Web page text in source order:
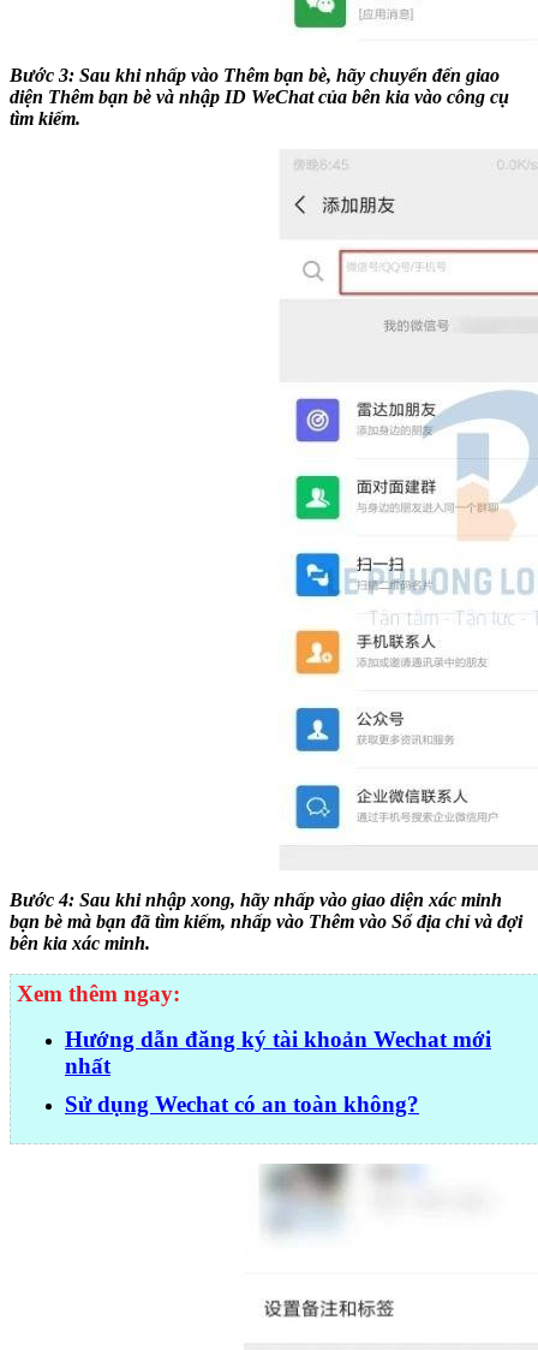
Bước 3: Sau khi nhấp vào Thêm bạn bè, hãy chuyển đến giao
diện Thêm bạn bè và nhập ID WeChat của bên kia vào công cụ
tìm kiếm.
Bước 4: Sau khi nhập xong, hãy nhấp vào giao diện xác minh
bạn bè mà bạn đã tìm kiếm, nhấp vào Thêm vào Sổ địa chỉ và đợi
bên kia xác minh.
Xem thêm ngay:
Hướng dẫn đăng ký tài khoản Wechat mới
nhất
Sử dụng Wechat có an toàn không?